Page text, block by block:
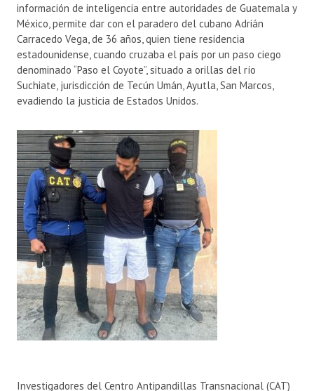
información de inteligencia entre autoridades de Guatemala y
México, permite dar con el paradero del cubano Adrián
Carracedo Vega, de 36 años, quien tiene residencia
estadounidense, cuando cruzaba el país por un paso ciego
denominado “Paso el Coyote”, situado a orillas del río
Suchiate, jurisdicción de Tecún Umán, Ayutla, San Marcos,
evadiendo la justicia de Estados Unidos.
Investigadores del Centro Antipandillas Transnacional (CAT)